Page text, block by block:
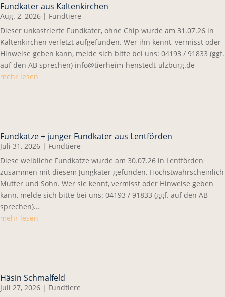
Fundkater aus Kaltenkirchen
Aug. 2, 2026 | Fundtiere
Dieser unkastrierte Fundkater, ohne Chip wurde am 31.07.26 in
Kaltenkirchen verletzt aufgefunden. Wer ihn kennt, vermisst oder
Hinweise geben kann, melde sich bitte bei uns: 04193 / 91833 (ggf.
auf den AB sprechen) info@tierheim-henstedt-ulzburg.de
mehr lesen
Fundkatze + junger Fundkater aus Lentförden
Juli 31, 2026 | Fundtiere
Diese weibliche Fundkatze wurde am 30.07.26 in Lentförden
zusammen mit diesem Jungkater gefunden. Höchstwahrscheinlich
Mutter und Sohn. Wer sie kennt, vermisst oder Hinweise geben
kann, melde sich bitte bei uns: 04193 / 91833 (ggf. auf den AB
sprechen)...
mehr lesen
Häsin Schmalfeld
Juli 27, 2026 | Fundtiere